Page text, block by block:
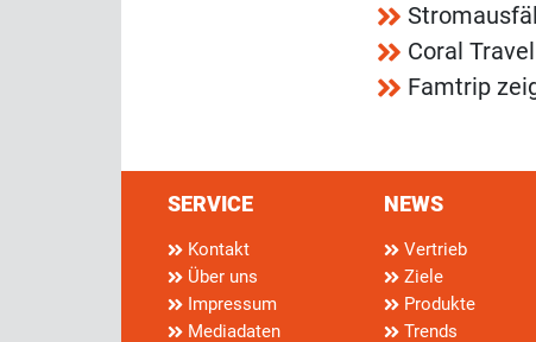
Coral
Famtrip
SERVICE
Kontakt
Über uns
Impressum
Mediadaten
NEWS
Vertrieb
Ziele
Produkte
Trends